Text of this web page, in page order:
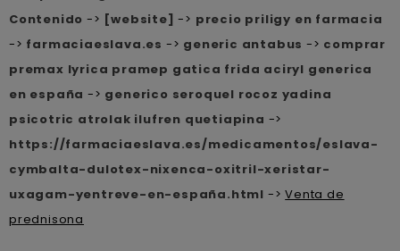
Contenido -> [website] -> precio priligy en farmacia
-> farmaciaeslava.es -> generic antabus -> comprar
premax lyrica pramep gatica frida aciryl generica
en españa -> generico seroquel rocoz yadina
psicotric atrolak ilufren quetiapina ->
https://farmaciaeslava.es/medicamentos/eslava-
cymbalta-dulotex-nixenca-oxitril-xeristar-
uxagam-yentreve-en-españa.html ->Venta de
prednisona